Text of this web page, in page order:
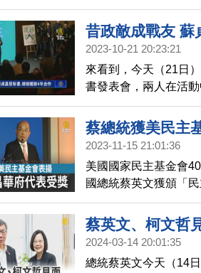
統是在過年時親自致
彈，柯文哲說，在野
平台是必要的。
昔政敵成戰友 蘇
2023-10-21 20:23:21
來看到，今天（21日
書發表會，兩人在活
謝蘇貞昌在擔任閣揆
挑戰，也為國家奠定
2024大選接近的時刻
蔡總統獲美民主
2023-11-15 21:01:36
美國國家民主基金會
國總統蔡英文獲頒「
美國華府受獎，他以
就的認可，台灣會持
蔡英文、柯文哲
2024-03-14 20:01:35
總統蔡英文今天（14